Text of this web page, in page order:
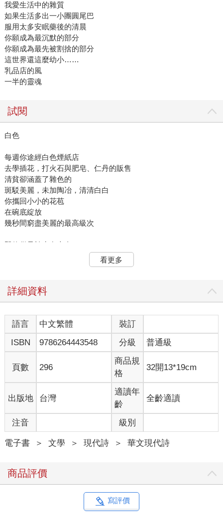
我愛生活中的雜質
如果生活多出一小團圓尾巴
服用太多安眠藥後的清晨
你願成為最沉默的部分
你願成為最先被割捨的部分
這世界還這麼幼小……
乳品店的風
一半的靈魂
試閱
白色
每週你途經白色煙紙店
去學插花，打火石與肥皂、仁丹的販售
清貧卻涵蓋了雜色的
斑駁美麗，未加陶冶，清清白白
你攜回小小的花苞
在碗底綻放
幾秒間窮盡美麗的最高級次
即使僅只於生存本身
在你沉吟的時候，日出之處
迅速連綴出許多種深深淺淺白色升降音
虔誠，自由，甘願不平等的宣言
你嘗試以最窮的流浪方式
感受異國風情：
乾凈到幾近一無所有的街角
你蜷縮著身體，透過破洞的手套捧著廉價咖啡
夢到111個遠方
此時，所有的雪鳥
嚮往同一片天空，一張巨大而絕美的床榻
用羽毛把它撥得更蓬鬆
尋常小日子，乳漿般清亮
初醒的意識裡還在矇昧中划著
看更多
詳細資料
語言 中文繁體
裝訂
ISBN
9786264443548 分級 普通級
頁數 296
商品規
格
32開13*19cm
出版地 台灣
適讀年
齡
全齡適讀
注音 級別
電子書 ＞ 文學 ＞ 現代詩 ＞ 華文現代詩
商品評價
寫評價